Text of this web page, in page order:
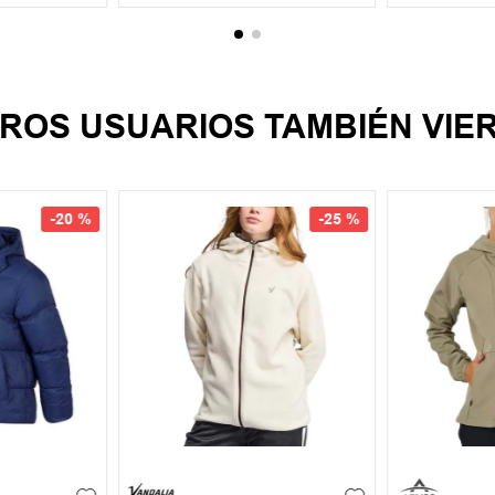
USUARIOS TAMBIÉN
-20 % -25 %
L
M XXL M